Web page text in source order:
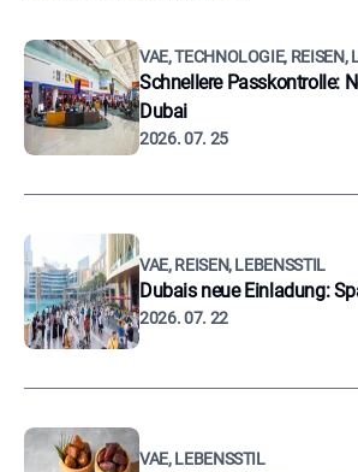
VAE, TECHNOLOGIE, REISEN,
Schnellere Passkontrolle:
Dubai
2026. 07. 25
VAE, REISEN, LEBENSSTIL
Dubais neue Einladung:
2026. 07. 22
VAE, LEBENSSTIL